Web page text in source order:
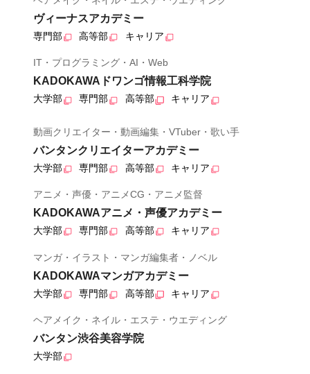
ヴィーナスアカデミー
専門部 高等部 キャリア
IT・プログラミング・AI・Web
KADOKAWAドワンゴ情報工科学院
大学部 専門部 高等部 キャリア
動画クリエイター・動画編集・VTuber・歌い手
バンタンクリエイターアカデミー
大学部 専門部 高等部 キャリア
アニメ・声優・アニメCG・アニメ監督
KADOKAWAアニメ・声優アカデミー
大学部 専門部 高等部 キャリア
マンガ・イラスト・マンガ編集者・ノベル
KADOKAWAマンガアカデミー
大学部 専門部 高等部 キャリア
ヘアメイク・ネイル・エステ・ウエディング
バンタン渋谷美容学院
大学部